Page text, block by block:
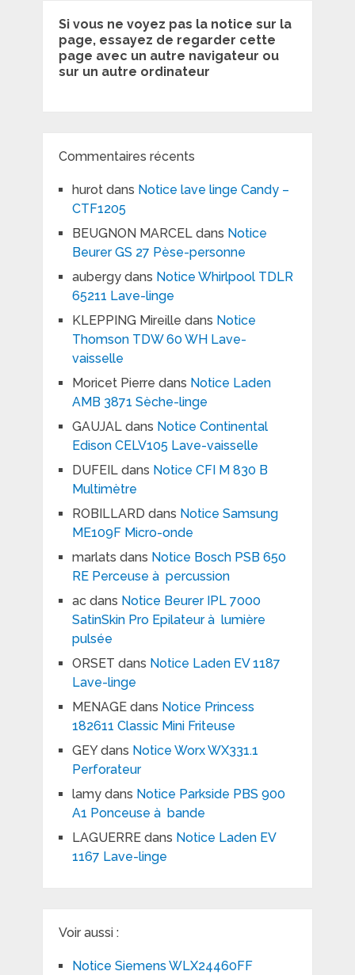
Si vous ne voyez pas la notice sur la
page, essayez de regarder cette
page avec un autre navigateur ou
sur un autre ordinateur
Commentaires récents
hurotdans Notice lave linge Candy –
CTF1205
BEUGNON MARCELdans Notice
Beurer GS 27 Pèse-personne
aubergydans Notice Whirlpool TDLR
65211 Lave-linge
KLEPPING Mireille dans Notice
Thomson TDW 60 WH Lave-
vaisselle
Moricet Pierre dans Notice Laden
AMB 3871 Sèche-linge
GAUJALdans Notice Continental
Edison CELV105 Lave-vaisselle
DUFEILdans Notice CFI M 830 B
Multimètre
ROBILLARD dans Notice Samsung
ME109F Micro-onde
marlats dans Notice Bosch PSB 650
RE Perceuse à percussion
acdans Notice Beurer IPL 7000
SatinSkin Pro Epilateur à lumière
pulsée
ORSET dans Notice Laden EV 1187
Lave-linge
MENAGEdans Notice Princess
182611 Classic Mini Friteuse
GEYdans Notice Worx WX331.1
Perforateur
lamydans Notice Parkside PBS 900
A1 Ponceuse à bande
LAGUERREdans Notice Laden EV
1167 Lave-linge
Voir aussi :
Notice Siemens WLX24460FF